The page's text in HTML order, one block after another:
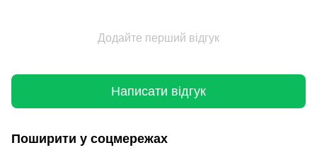
Додайте перший відгук
Написати відгук
Поширити у соцмережах